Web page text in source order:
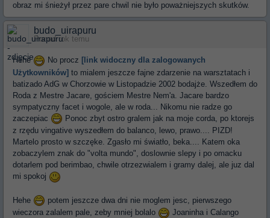
obraz mi śnieżył przez pare chwil nie było poważniejszych skutków.
budo_uirapuru
Ponad rok temu
Hehe No procz [link widoczny dla zalogowanych
Użytkowników] to mialem jeszcze fajne zdarzenie na warsztatach i
batizado AdG w Chorzowie w Listopadzie 2002 bodajże. Wszedłem do
Roda z Mestre Jacare, gościem Mestre Nem'a. Jacare bardzo
sympatyczny facet i wogole, ale w roda... Nikomu nie radze go
zaczepiac
Ponoc zbyt ostro gralem jak na moje corda, po ktorejs
z rzędu vingative wyszedłem do balanco, lewo, prawo.... PIZD!
Martelo prosto w szczęke. Zgasło mi światło, beka.... Katem oka
zobaczylem znak do "volta mundo", doslownie slepy i po omacku
dotarlem pod berimbao, chwile otrzezwialem i gramy dalej, ale juz dal
mi spokoj
Hehe
potem jeszcze dwa dni nie moglem jesc, pierwszego
wieczora zalalem pale, zeby mniej bolalo
Joaninha i Calango